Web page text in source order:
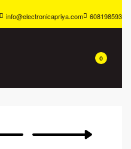
info@electronicapriya.com 608198593
0